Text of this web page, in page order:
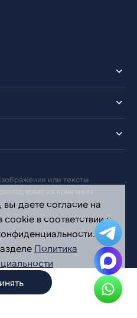
или тексты
даете согласие на
в соответствии с
Политика